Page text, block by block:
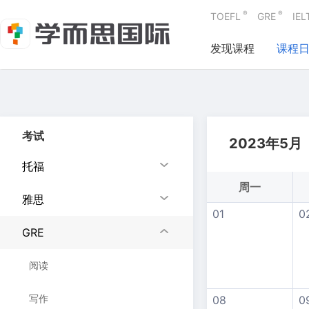
TOEFL ® GRE ®
发现课程 课程
考试
托福
雅思
GRE
阅读
写作
2023年5月
周一
01
08